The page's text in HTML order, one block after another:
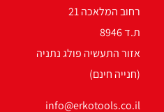
רחוב המלאכה 21
ת.ד 8946
אזור התעשיה פולג נתניה
(חנייה חינם)
info@erkotools.co.il